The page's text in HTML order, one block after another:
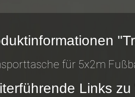
für 5x2m
Links